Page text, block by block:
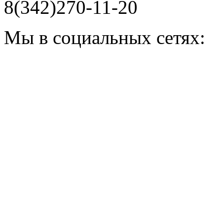
8(342)270-11-20
Мы в социальных сетях: